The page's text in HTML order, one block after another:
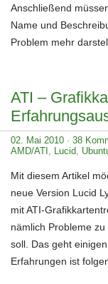
Anschließend
Name und
Problem mehr
ATI –
02. Mai 2010 · 38
AMD/ATI , Lucid,
Mit diesem Artikel
neue Version Lucid
mit ATI-
nämlich Probleme
soll. Das geht
Erfahrungen ist